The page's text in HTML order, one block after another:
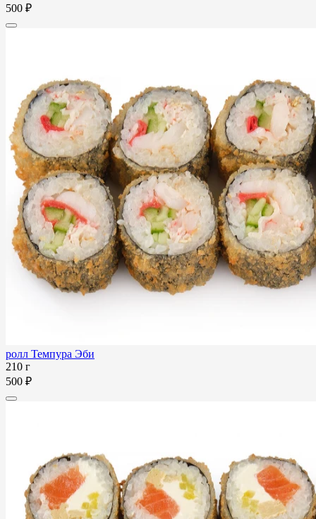
500 ₽
ролл Темпура Эби
210 г
500 ₽